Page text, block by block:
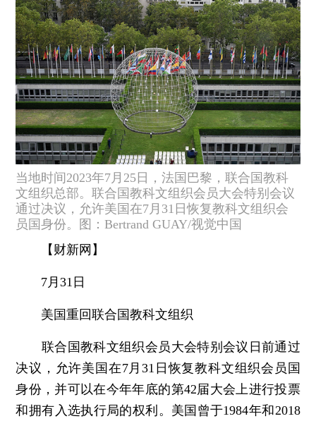
当地时间2023年7月25日，法国巴黎，联合国教科
文组织总部。联合国教科文组织会员大会特别会议
通过决议，允许美国在7月31日恢复教科文组织会
员国身份。图：Bertrand GUAY/视觉中国
【财新网】
7月31日
美国重回联合国教科文组织
联合国教科文组织会员大会特别会议日前通过
决议，允许美国在7月31日恢复教科文组织会员国
身份，并可以在今年年底的第42届大会上进行投票
和拥有入选执行局的权利。美国曾于1984年和2018